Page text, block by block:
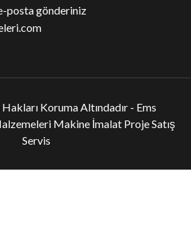
posta gönderiniz
Koruma Altındadır - Ems
Makine İmalat Proje Satış
Servis